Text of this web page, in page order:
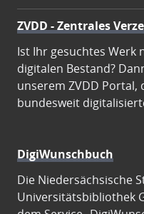
ZVDD - Zentrales
Ist Ihr gesuchtes Werk
digitalen Bestand?
unserem ZVDD Portal,
bundesweit
DigiWunschbuch
Die Niedersächsische
Universitätsbibliothek